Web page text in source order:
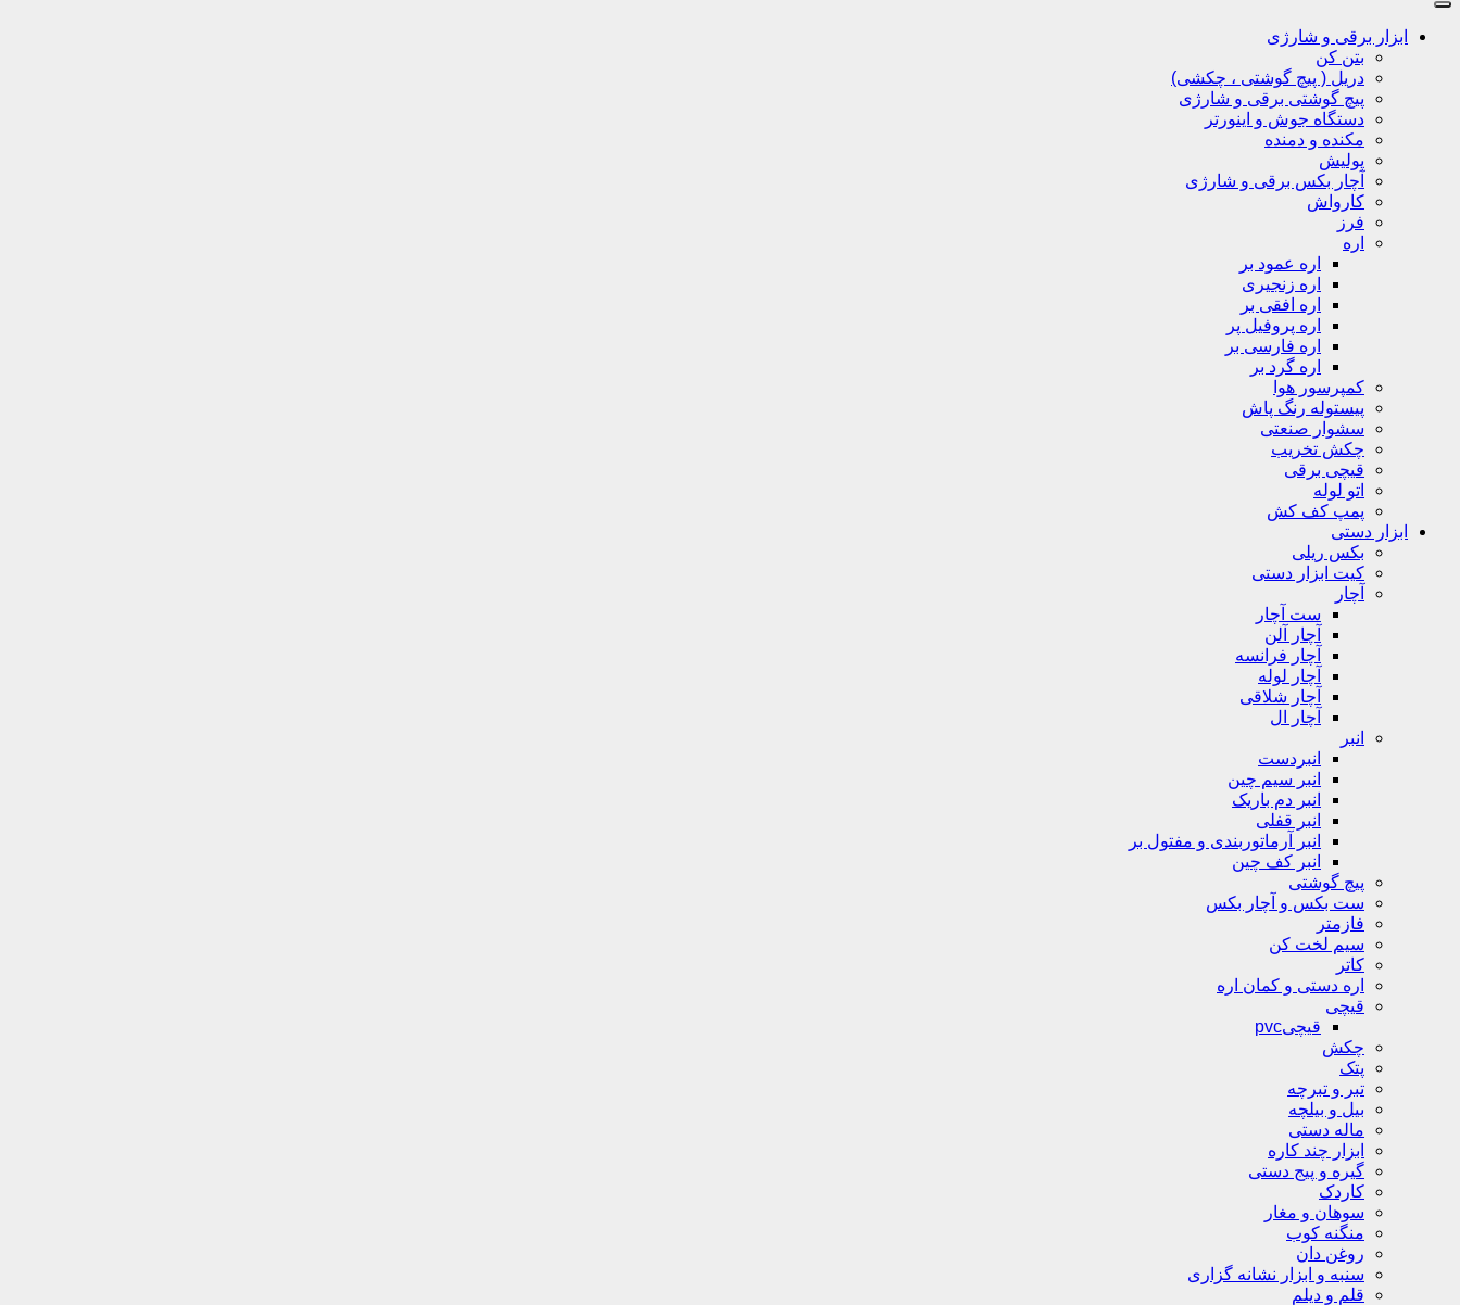
ابزار برقی و شارژی
بتن کن
دریل ( پیچ گوشتی ، چکشی)
پیچ گوشتی برقی و شارژی
دستگاه جوش و اینورتر
مکنده و دمنده
پولیش
آچار بکس برقی و شارژی
کارواش
فرز
اره
اره عمود بر
اره زنجیری
اره افقی بر
اره پروفیل پر
اره فارسی بر
اره گرد بر
کمپرسور هوا
پیستوله رنگ پاش
سشوار صنعتی
چکش تخریب
قیچی برقی
اتو لوله
پمپ کف کش
ابزار دستی
بکس ریلی
کیت ابزار دستی
آچار
ست آچار
آچار آلن
آچار فرانسه
آچار لوله
آچار شلاقی
آچار ال
انبر
انبردست
انبر سیم چین
انبر دم باریک
انبر قفلی
انبر آرماتوربندی و مفتول بر
انبر کف چین
پیچ گوشتی
ست بکس و آچار بکس
فازمتر
سیم لخت کن
کاتر
اره دستی و کمان اره
قیچی
قیچیpvc
چکش
پتک
تبر و تبرچه
بیل و بیلچه
ماله دستی
ابزار چند کاره
گیره و پیج دستی
کاردک
سوهان و مغار
منگنه کوب
روغن دان
سنبه و ابزار نشانه گزاری
قلم و دیلم